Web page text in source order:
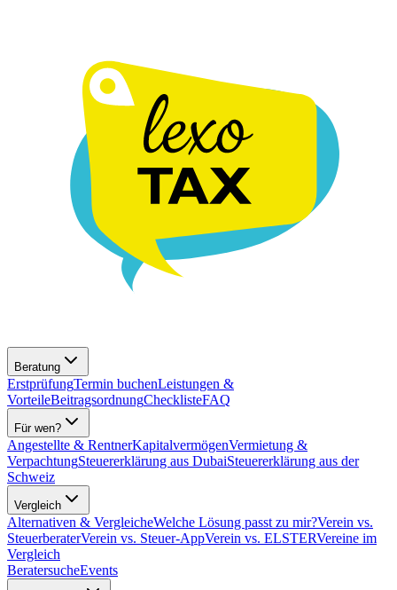
Beratung
ErstprüfungTermin buchenLeistungen &
VorteileBeitragsordnungChecklisteFAQ
Für wen?
Angestellte & RentnerKapitalvermögenVermietung &
VerpachtungSteuererklärung aus DubaiSteuererklärung aus der
Schweiz
Vergleich
Alternativen & VergleicheWelche Lösung passt zu mir?Verein vs.
SteuerberaterVerein vs. Steuer-AppVerein vs. ELSTERVereine im
Vergleich
BeratersucheEvents